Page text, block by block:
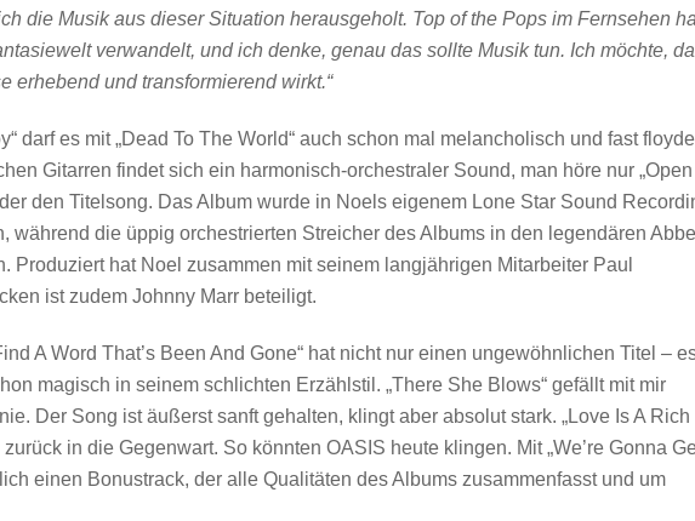
die Musik aus dieser Situation herausgeholt. Top of the Pops im Fernsehen
verwandelt, und ich denke, genau das sollte Musik tun. Ich möchte,
erhebend und transformierend wirkt.“
darf es mit „Dead To The World“ auch schon mal melancholisch und fast
Gitarren findet sich ein harmonisch-orchestraler Sound, man höre nur „Open
den Titelsong. Das Album wurde in Noels eigenem Lone Star Sound
während die üppig orchestrierten Streicher des Albums in den legendären
Produziert hat Noel zusammen mit seinem langjährigen Mitarbeiter Paul
ist zudem Johnny Marr beteiligt.
A Word That’s Been And Gone“ hat nicht nur einen ungewöhnlichen Titel –
magisch in seinem schlichten Erzählstil. „There She Blows“ gefällt mit mir
Der Song ist äußerst sanft gehalten, klingt aber absolut stark. „Love Is A Rich
in die Gegenwart. So könnten OASIS heute klingen. Mit „We’re Gonna
einen Bonustrack, der alle Qualitäten des Albums zusammenfasst und um